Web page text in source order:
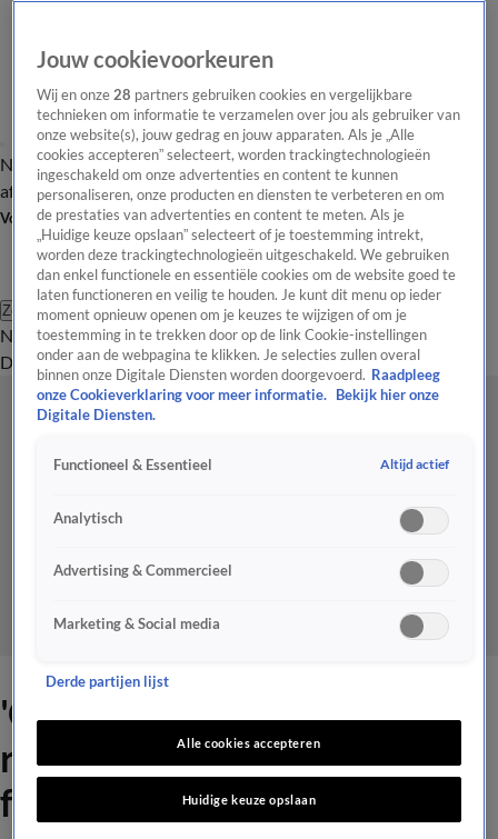
Nieuws van de DagOpinie van de Dag Onze categorieën Laatste
afleveringVideo's Nieuws van de Dag Podcast
Volg Nieuws van de Dag
Zoeken
Nieuws van de DagOpinie van de
Dag
Video'sUitzendingen PodcastPanelContact
'Overname van PvdA door
radicale GroenLinks is een
feit'
Jouw cookievoorkeuren
Wij en onze28 partners gebruiken cookies en vergelijkbare
technieken om informatie te verzamelen over jou als gebruiker van
onze website(s), jouw gedrag en jouw apparaten. Als je „Alle
cookies accepteren” selecteert, worden trackingtechnologieën
ingeschakeld om onze advertenties en content te kunnen
personaliseren, onze producten en diensten te verbeteren en om
de prestaties van advertenties en content te meten. Als je
„Huidige keuze opslaan” selecteert of je toestemming intrekt,
worden deze trackingtechnologieën uitgeschakeld. We gebruiken
dan enkel functionele en essentiële cookies om de website goed te
laten functioneren en veilig te houden. Je kunt dit menu op ieder
moment opnieuw openen om je keuzes te wijzigen of om je
toestemming in te trekken door op de link Cookie-instellingen
onder aan de webpagina te klikken. Je selecties zullen overal
binnen onze Digitale Diensten worden doorgevoerd. Raadpleeg
onze Cookieverklaring voor meer informatie.
Bekijk hier onze
Digitale Diensten.
Functioneel & Essentieel Altijd actief
Analytisch
Advertising & Commercieel
Marketing & Social media
Derde partijen lijst
Alle cookies accepteren
Huidige keuze opslaan